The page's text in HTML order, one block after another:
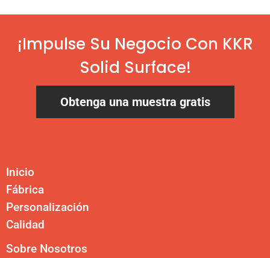
¡Impulse Su Negocio Con KKR
Solid Surface!
Obtenga una muestra gratis
Inicio
Fábrica
Personalización
Calidad
Sobre Nosotros